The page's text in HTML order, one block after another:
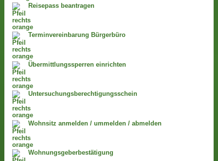
Reisepass beantragen
Terminvereinbarung Bürgerbüro
Übermittlungssperren einrichten
Untersuchungsberechtigungsschein
Wohnsitz anmelden / ummelden / abmelden
Wohnungsgeberbestätigung